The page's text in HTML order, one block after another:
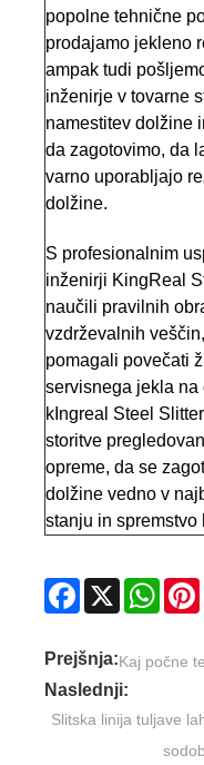
popolne tehnične
prodajamo jekleno
ampak tudi
inženirje v tovarne
namestitev dolžine
da zagotovimo, da
varno uporabljajo
dolžine.
S profesionalnim
inženirji KingReal
naučili pravilnih
vzdrževalnih
pomagali povečati
servisnega jekla
k Ingreal Steel
storitve
opreme, da se
dolžine vedno v
stanju in spremstvo
Facebook
X
Prejšnja:Kaj počne
Naslednji:
Slitska linija tuljave